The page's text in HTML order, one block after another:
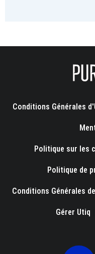
Conditions Générales
Politique sur les
Politique de
Conditions Générales
Gérer Utiq